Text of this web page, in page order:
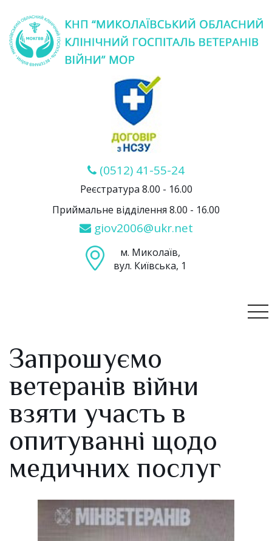
(0512) 41-55-24
Реєстратура 8.00 - 16.00
Приймальне відділення 8.00 - 16.00
giov2006@ukr.net
м. Миколаїв,
вул. Київська, 1
Запрошуємо
ветеранів війни
взяти участь в
опитуванні щодо
медичних послуг